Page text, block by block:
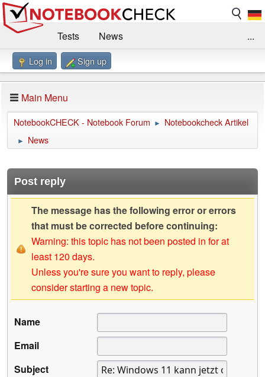
Tests
News
Benchmarks / Technik
Forum
Impressum
...
Log in Sign up
Main Menu
NotebookCHECK - Notebook Forum ► Notebookcheck Artikel
► News
Post reply
The message has the following error or errors
that must be corrected before continuing:
Warning: this topic has not been posted in for at
least 120 days.
Unless you're sure you want to reply, please
consider starting a new topic.
Name
Email
Subject